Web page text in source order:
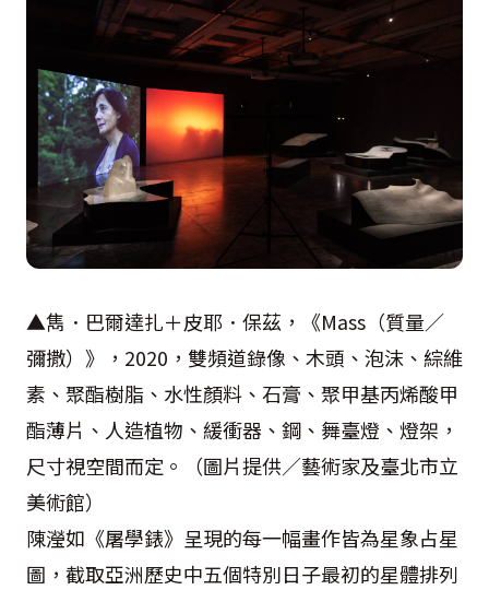
▲雋．巴爾達扎＋皮耶．保茲，《Mass（質量／
彌撒）》，2020，雙頻道錄像、木頭、泡沫、綜維
素、聚酯樹脂、水性顏料、石膏、聚甲基丙烯酸甲
酯薄片、人造植物、緩衝器、鋼、舞臺燈、燈架，
尺寸視空間而定。（圖片提供／藝術家及臺北市立
美術館）
陳瀅如《屠學錶》呈現的每一幅畫作皆為星象占星
圖，截取亞洲歷史中五個特別日子最初的星體排列